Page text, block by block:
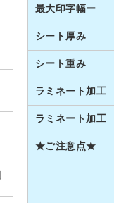
最大印字幅ー
シート厚み
シート重み
ラミネート加工
ラミネート加工
★ご注意点★